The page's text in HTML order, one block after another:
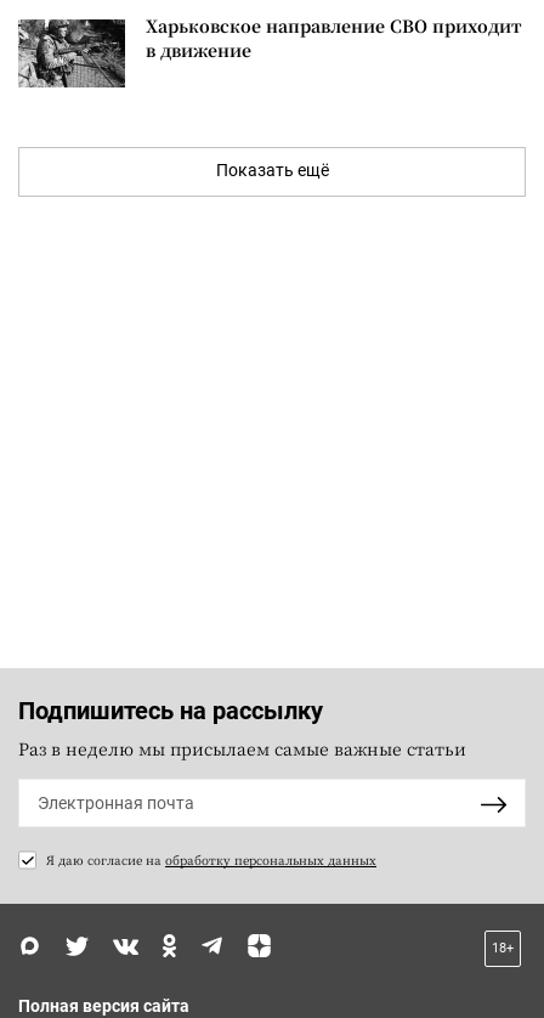
Харьковское направление СВО приходит
в движение
Показать ещё
Подпишитесь на рассылку
Раз в неделю мы присылаем самые важные статьи
Я даю согласие на обработку персональных данных
18+
Полная версия сайта